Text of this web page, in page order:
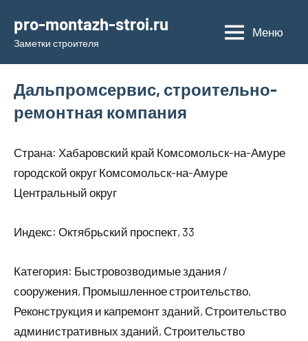
содержимому
pro-montazh-stroi.ru
Заметки строителя
Меню
Дальпромсервис, строительно-
ремонтная компания
Страна: Хабаровский край Комсомольск-на-Амуре
городской округ Комсомольск-на-Амуре
Центральный округ
Индекс: Октябрьский проспект, 33
Категория: Быстровозводимые здания /
сооружения, Промышленное строительство,
Реконструкция и капремонт зданий, Строительство
административных зданий, Строительство